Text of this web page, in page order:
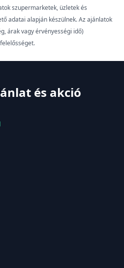
szupermarketek, üzletek és
adatai alapján készülnek. Az ajánlatok
árak vagy érvényességi idő)
és akció